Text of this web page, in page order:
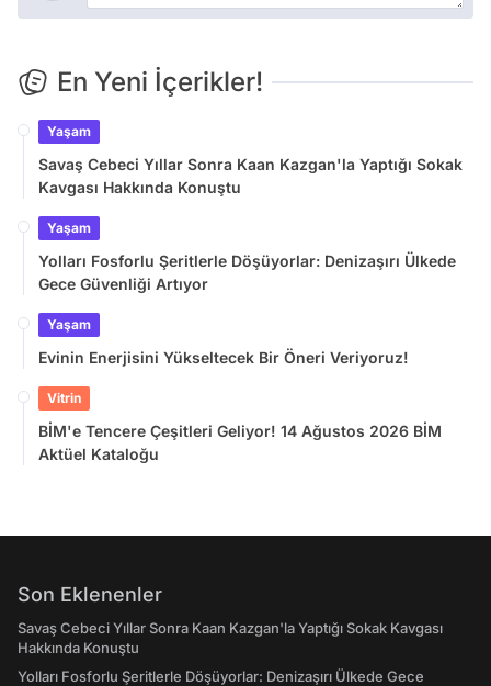
En Yeni İçerikler!
Yaşam
Savaş Cebeci Yıllar Sonra Kaan Kazgan'la Yaptığı Sokak
Kavgası Hakkında Konuştu
Yaşam
Yolları Fosforlu Şeritlerle Döşüyorlar: Denizaşırı Ülkede
Gece Güvenliği Artıyor
Yaşam
Evinin Enerjisini Yükseltecek Bir Öneri Veriyoruz!
Vitrin
BİM'e Tencere Çeşitleri Geliyor! 14 Ağustos 2026 BİM
Aktüel Kataloğu
Son Eklenenler
Savaş Cebeci Yıllar Sonra Kaan Kazgan'la Yaptığı Sokak Kavgası
Hakkında Konuştu
Yolları Fosforlu Şeritlerle Döşüyorlar: Denizaşırı Ülkede Gece